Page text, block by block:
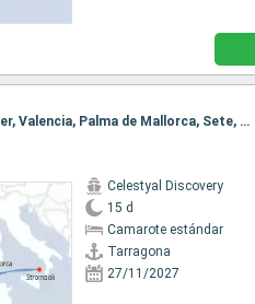
Itinerario : Tarragona, Malaga, Gibraltar, Melilla, Cadiz, Stromboli, Tánger, Valencia, Palma de Mallorca, Sete, Tarragona
Celestyal Discovery
15 d
Camarote estándar
Tarragona
27/11/2027